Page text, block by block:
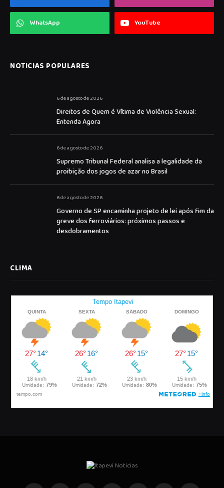
WhatsApp YouTube
NOTICIAS POPULARES
6 de agosto de 2026
Direitos de Quem é Vítima de Violência Sexual:
Entenda Agora
6 de agosto de 2026
Supremo Tribunal Federal analisa a legalidade da
proibição dos jogos de azar no Brasil
6 de agosto de 2026
Governo de SP encaminha projeto de lei após fim da
greve dos ferroviários: próximos passos e
desdobramentos
CLIMA